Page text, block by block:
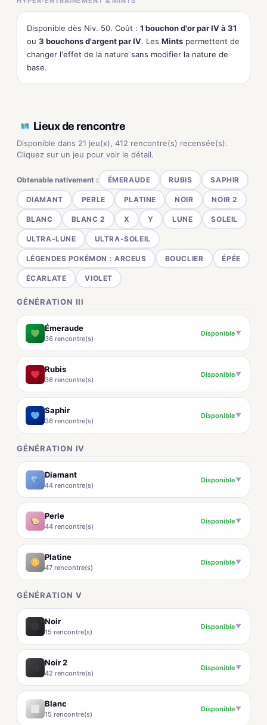
Disponible dès Niv. 50. Coût : 1 bouchon d'or par IV à 31
ou 3 bouchons d'argent par IV. Les Mints permettent de
changer l'effet de la nature sans modifier la nature de
base.
Lieux de rencontre
Disponible dans 21 jeu(x), 412 rencontre(s) recensée(s).
Cliquez sur un jeu pour voir le détail.
Obtenable nativement : ÉMERAUDE RUBIS SAPHIR
DIAMANT PERLE PLATINE NOIR NOIR 2
BLANC BLANC 2 X Y LUNE SOLEIL
ULTRA-LUNE ULTRA-SOLEIL
LÉGENDES POKÉMON : ARCEUS BOUCLIER ÉPÉE
ÉCARLATE VIOLET
GÉNÉRATION III
Émeraude
36 rencontre(s)
Disponible▼
Rubis
36 rencontre(s)
Disponible▼
Saphir
36 rencontre(s)
Disponible▼
GÉNÉRATION IV
Diamant
44 rencontre(s)
Disponible▼
Perle
44 rencontre(s)
Disponible▼
Platine
47 rencontre(s)
Disponible▼
GÉNÉRATION V
Noir
15 rencontre(s)
Disponible▼
Noir 2
42 rencontre(s)
Disponible▼
Blanc
15 rencontre(s)
Disponible▼